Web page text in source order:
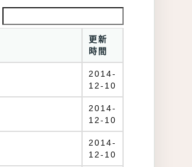
更新
時間
2014-
12-10
2014-
12-10
2014-
12-10